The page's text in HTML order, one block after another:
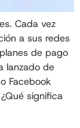
Cada vez
a sus redes
de pago
lanzado de
Facebook
significa